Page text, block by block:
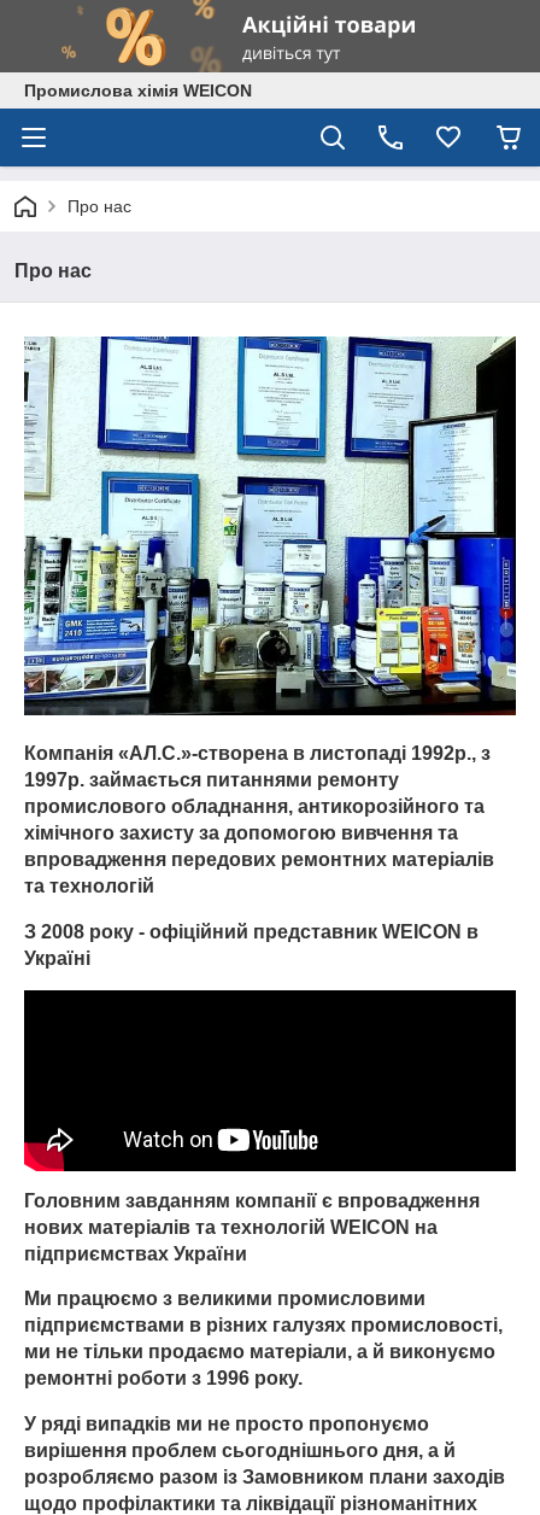
Промислова хімія WEICON
Про нас
Про нас
Компанія «АЛ.С.»-створена в листопаді 1992р., з
1997р. займається питаннями ремонту
промислового обладнання, антикорозійного та
хімічного захисту за допомогою вивчення та
впровадження передових ремонтних матеріалів
та технологій
З 2008 року - офіційний представник WEICON в
Україні
Головним завданням компанії є впровадження
нових матеріалів та технологій WEICON на
підприємствах України
Ми працюємо з великими промисловими
підприємствами в різних галузях промисловості,
ми не тільки продаємо матеріали, а й виконуємо
ремонтні роботи з 1996 року.
У ряді випадків ми не просто пропонуємо
вирішення проблем сьогоднішнього дня, а й
розробляємо разом із Замовником плани заходів
щодо профілактики та ліквідації різноманітних